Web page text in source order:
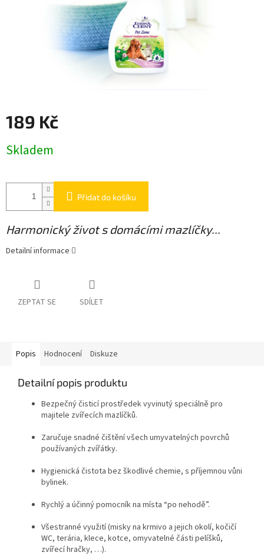
189 Kč
cena:
Skladem
Přidat do košíku
Harmonický život s domácími mazlíčky...
Detailní informace
ZEPTAT SE SDÍLET
Popis Hodnocení Diskuze
Detailní popis produktu
Bezpečný čisticí prostředek vyvinutý speciálně pro
majitele zvířecích mazlíčků.
Zaručuje snadné čištění všech umyvatelných povrchů
používaných zvířátky.
Hygienická čistota bez škodlivé chemie, s příjemnou vůni
bylinek.
Rychlý a účinný pomocník na místa “po nehodě”.
Všestranné využití (misky na krmivo a jejich okolí, kočičí
WC, terária, klece, kotce, omyvatelné části pelíšků,
zvířecí hračky, …).